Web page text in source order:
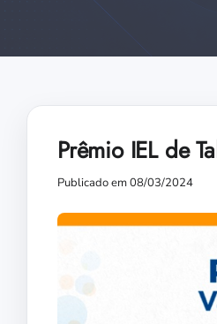
Prêmio IEL de
Publicado em 08/03/2024